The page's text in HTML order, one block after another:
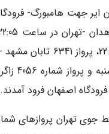
اصفهان فرود آمدند.